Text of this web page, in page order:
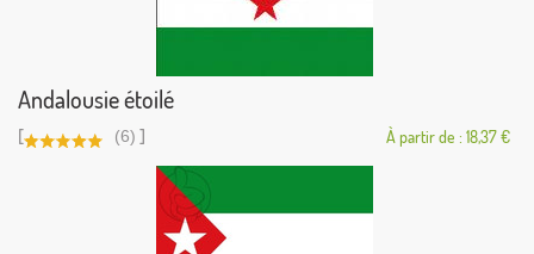
Andalousie étoilé
[ (6) ] À partir de : 18,37 €